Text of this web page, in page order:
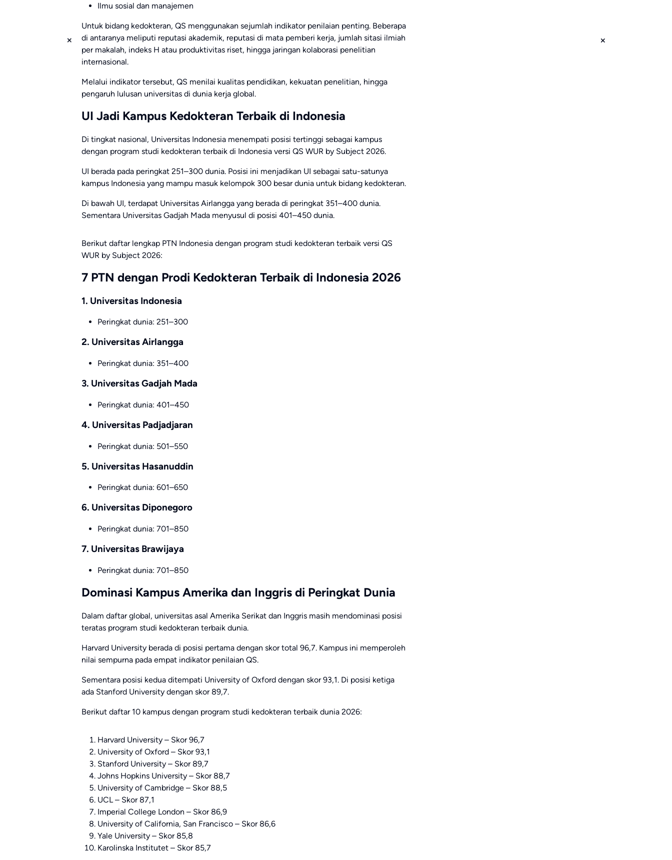
Ilmu sosial dan manajemen
Untuk bidang kedokteran, QS menggunakan sejumlah indikator penilaian penting. Beberapa
di antaranya meliputi reputasi akademik, reputasi di mata pemberi kerja, jumlah sitasi ilmiah
per makalah, indeks H atau produktivitas riset, hingga jaringan kolaborasi penelitian
internasional.
Melalui indikator tersebut, QS menilai kualitas pendidikan, kekuatan penelitian, hingga
pengaruh lulusan universitas di dunia kerja global.
UI Jadi Kampus Kedokteran Terbaik di Indonesia
Di tingkat nasional, Universitas Indonesia menempati posisi tertinggi sebagai kampus
dengan program studi kedokteran terbaik di Indonesia versi QS WUR by Subject 2026.
UI berada pada peringkat 251–300 dunia. Posisi ini menjadikan UI sebagai satu-satunya
kampus Indonesia yang mampu masuk kelompok 300 besar dunia untuk bidang kedokteran.
Di bawah UI, terdapat Universitas Airlangga yang berada di peringkat 351–400 dunia.
Sementara Universitas Gadjah Mada menyusul di posisi 401–450 dunia.
Berikut daftar lengkap PTN Indonesia dengan program studi kedokteran terbaik versi QS
WUR by Subject 2026:
7 PTN dengan Prodi Kedokteran Terbaik di Indonesia 2026
1. Universitas Indonesia
Peringkat dunia: 251–300
2. Universitas Airlangga
Peringkat dunia: 351–400
3. Universitas Gadjah Mada
Peringkat dunia: 401–450
4. Universitas Padjadjaran
Peringkat dunia: 501–550
5. Universitas Hasanuddin
Peringkat dunia: 601–650
6. Universitas Diponegoro
Peringkat dunia: 701–850
7. Universitas Brawijaya
Peringkat dunia: 701–850
Dominasi Kampus Amerika dan Inggris di Peringkat Dunia
Dalam daftar global, universitas asal Amerika Serikat dan Inggris masih mendominasi posisi
teratas program studi kedokteran terbaik dunia.
Harvard University berada di posisi pertama dengan skor total 96,7. Kampus ini memperoleh
nilai sempurna pada empat indikator penilaian QS.
Sementara posisi kedua ditempati University of Oxford dengan skor 93,1. Di posisi ketiga
ada Stanford University dengan skor 89,7.
Berikut daftar 10 kampus dengan program studi kedokteran terbaik dunia 2026:
Harvard University – Skor 96,7
University of Oxford – Skor 93,1
Stanford University – Skor 89,7
Johns Hopkins University – Skor 88,7
University of Cambridge – Skor 88,5
UCL – Skor 87,1
Imperial College London – Skor 86,9
University of California, San Francisco – Skor 86,6
Yale University – Skor 85,8
Karolinska Institutet – Skor 85,7